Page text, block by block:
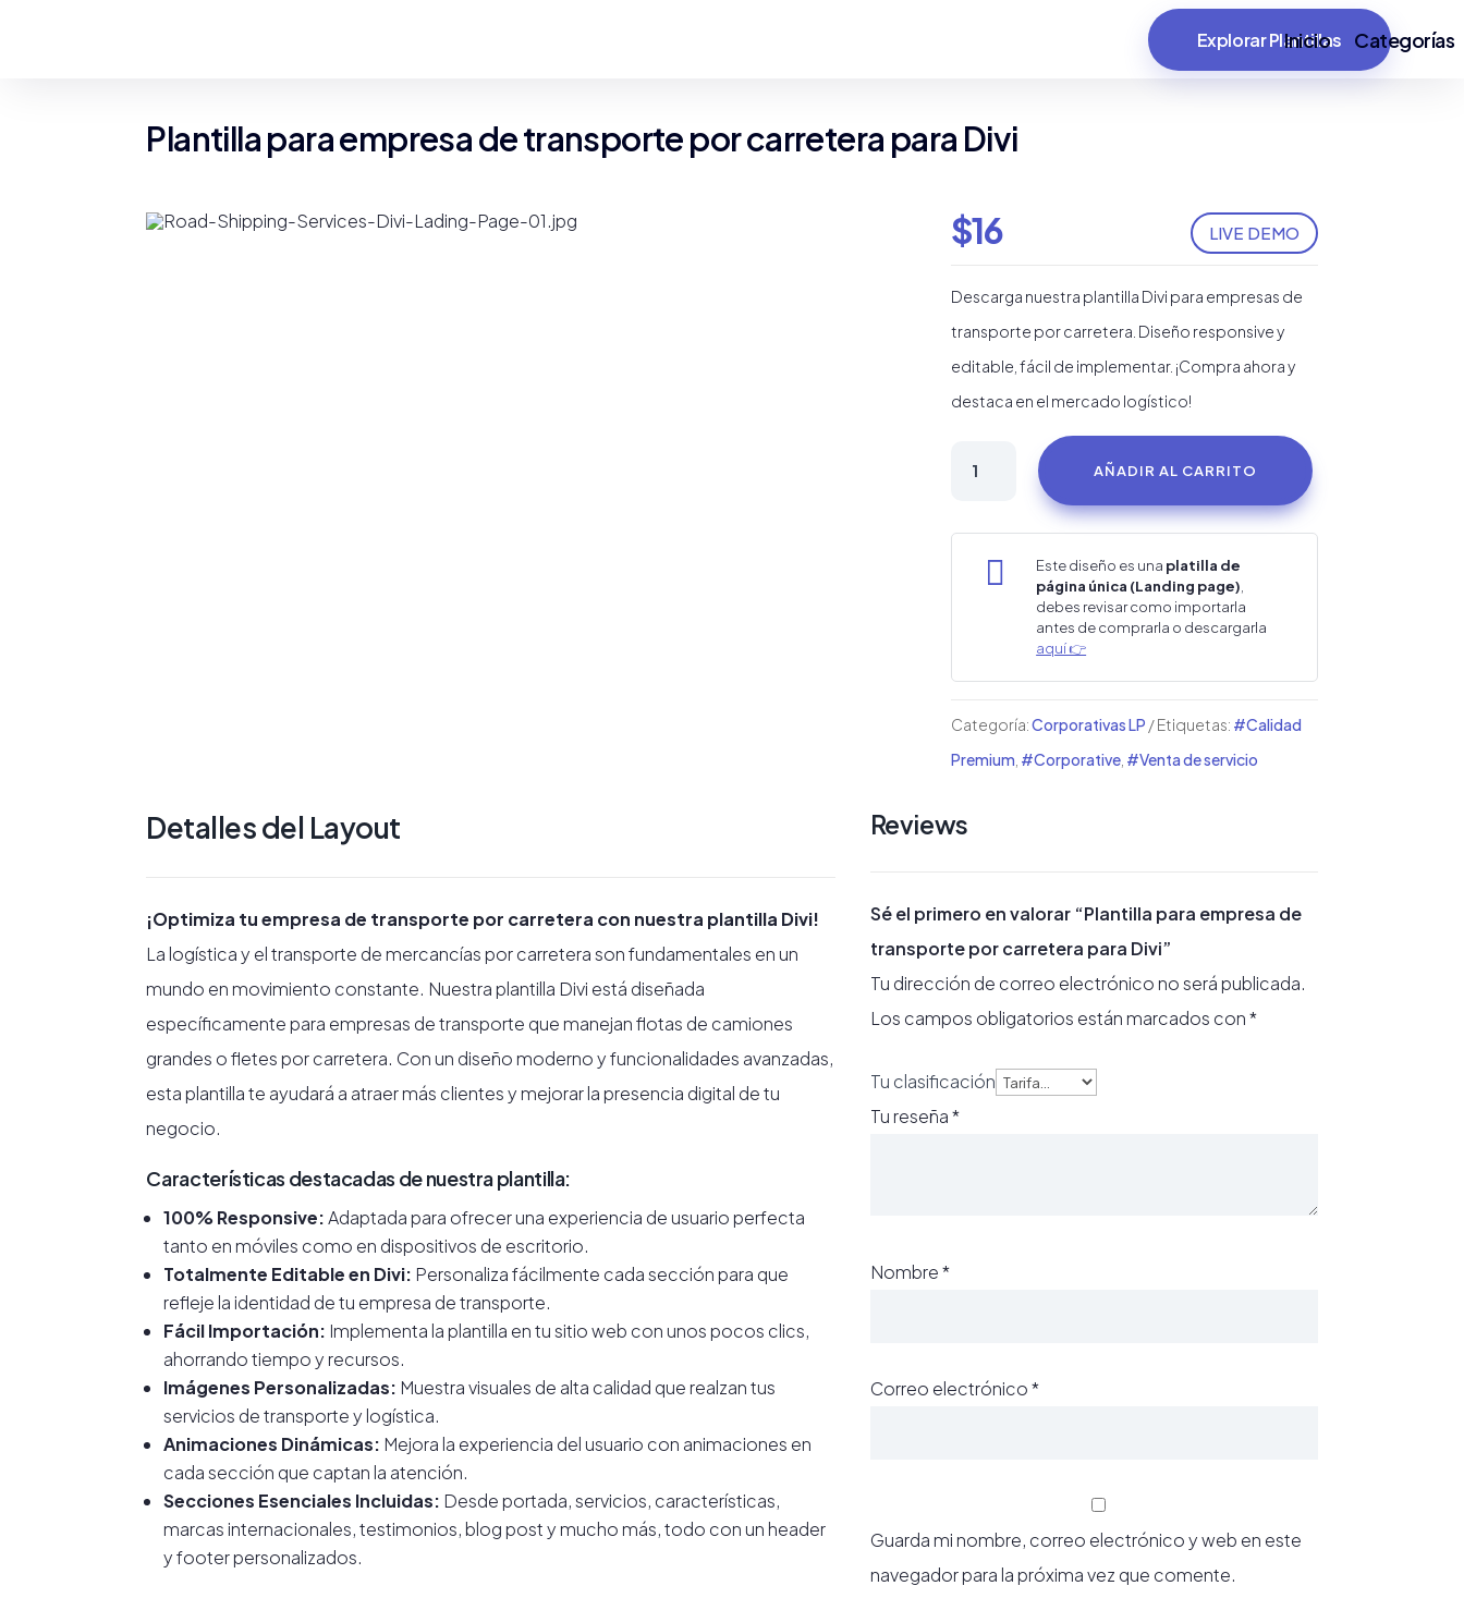
Inicio Categorías
Explorar Plantillas
Plantilla para empresa de transporte por carretera para Divi
LIVE DEMO
$16
Descarga nuestra plantilla Divi para empresas de
transporte por carretera. Diseño responsive y
editable, fácil de implementar. ¡Compra ahora y
destaca en el mercado logístico!
Divi
cantidad
AÑADIR AL CARRITO
 Este diseño es una platilla de
página única (Landing page)
debes revisar como importarla
antes de comprarla o descargarla
aquí 👉
Categoría:Corporativas LP Etiquetas: #Calidad
Premium #Corporative, #Venta de servicio
Detalles del Layout
¡Optimiza tu empresa de transporte por carretera con nuestra plantilla Divi!
La logística y el transporte de mercancías por carretera son fundamentales en un
mundo en movimiento constante. Nuestra plantilla Divi está diseñada
específicamente para empresas de transporte que manejan flotas de camiones
grandes o fletes por carretera. Con un diseño moderno y funcionalidades avanzadas,
esta plantilla te ayudará a atraer más clientes y mejorar la presencia digital de tu
negocio.
Características destacadas de nuestra plantilla:
100% Responsive:Adaptada para ofrecer una experiencia de usuario perfecta
tanto en móviles como en dispositivos de escritorio.
Totalmente Editable en Divi: Personaliza fácilmente cada sección para que
refleje la identidad de tu empresa de transporte.
Fácil Importación: Implementa la plantilla en tu sitio web con unos pocos clics,
ahorrando tiempo y recursos.
Imágenes Personalizadas: Muestra visuales de alta calidad que realzan tus
servicios de transporte y logística.
Animaciones Dinámicas: Mejora la experiencia del usuario con animaciones en
cada sección que captan la atención.
Secciones Esenciales Incluidas: Desde portada, servicios, características,
marcas internacionales, testimonios, blog post y mucho más, todo con un header
y footer personalizados.
Reviews
Sé el primero en valorar “Plantilla para empresa de
transporte por carretera para Divi”
Tu dirección de correo electrónico no será publicada.
Los campos obligatorios están marcados con*
Tu clasificación
Tu reseña*
Nombre*
Correo electrónico*
Guarda mi nombre, correo electrónico y web en este
navegador para la próxima vez que comente.